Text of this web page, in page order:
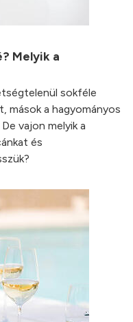
Melyik a
sokféle
mások a hagyományos
vajon melyik a
és